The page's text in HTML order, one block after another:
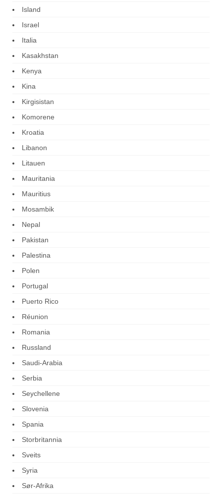
Island
Israel
Italia
Kasakhstan
Kenya
Kina
Kirgisistan
Komorene
Kroatia
Libanon
Litauen
Mauritania
Mauritius
Mosambik
Nepal
Pakistan
Palestina
Polen
Portugal
Puerto Rico
Réunion
Romania
Russland
Saudi-Arabia
Serbia
Seychellene
Slovenia
Spania
Storbritannia
Sveits
Syria
Sør-Afrika